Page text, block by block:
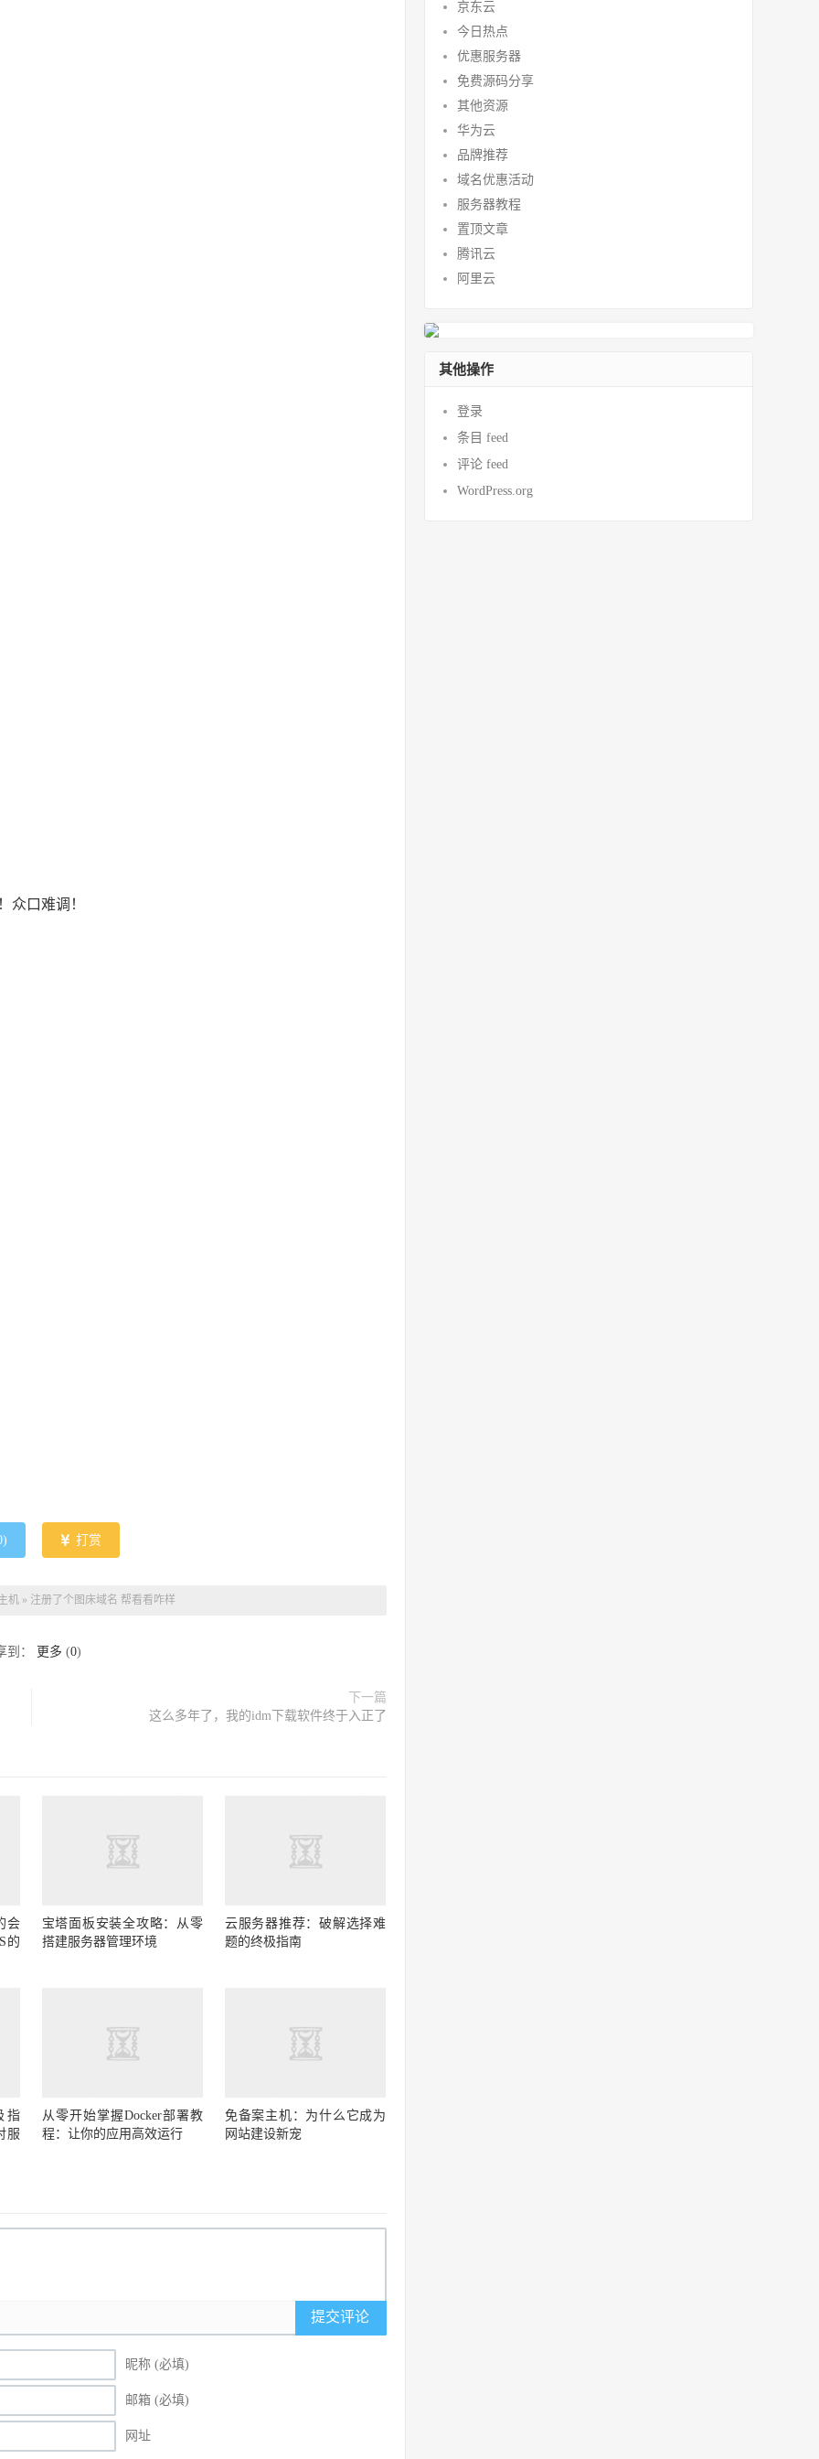
众口难调！
) 打赏
机» 注册了个图床域名 帮看看咋样
到： 更多 (0)
下一篇
这么多年了，我的idm下载软件终于入正了
会
的
宝塔面板安装全攻略：从零
搭建服务器管理环境
云服务器推荐：破解选择难
题的终极指南
指
服
从零开始掌握Docker部署教
程：让你的应用高效运行
免备案主机：为什么它成为
网站建设新宠
提交评论
昵称 (必填)
邮箱 (必填)
网址
京东云
今日热点
优惠服务器
免费源码分享
其他资源
华为云
品牌推荐
域名优惠活动
服务器教程
置顶文章
腾讯云
阿里云
其他操作
登录
条目 feed
评论 feed
WordPress.org